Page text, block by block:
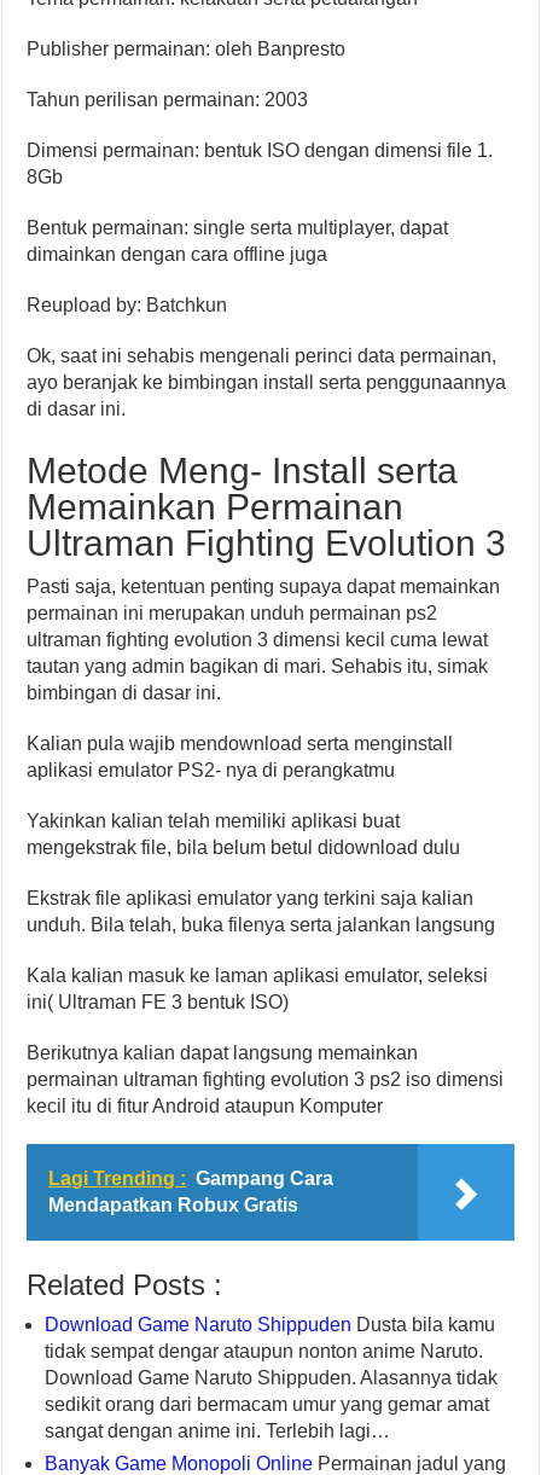
Publisher permainan: oleh Banpresto
Tahun perilisan permainan: 2003
Dimensi permainan: bentuk ISO dengan dimensi file 1.
8Gb
Bentuk permainan: single serta multiplayer, dapat
dimainkan dengan cara offline juga
Reupload by: Batchkun
Ok, saat ini sehabis mengenali perinci data permainan,
ayo beranjak ke bimbingan install serta penggunaannya
di dasar ini.
Metode Meng- Install serta
Memainkan Permainan
Ultraman Fighting Evolution 3
Pasti saja, ketentuan penting supaya dapat memainkan
permainan ini merupakan unduh permainan ps2
ultraman fighting evolution 3 dimensi kecil cuma lewat
tautan yang admin bagikan di mari. Sehabis itu, simak
bimbingan di dasar ini.
Kalian pula wajib mendownload serta menginstall
aplikasi emulator PS2- nya di perangkatmu
Yakinkan kalian telah memiliki aplikasi buat
mengekstrak file, bila belum betul didownload dulu
Ekstrak file aplikasi emulator yang terkini saja kalian
unduh. Bila telah, buka filenya serta jalankan langsung
Kala kalian masuk ke laman aplikasi emulator, seleksi
ini( Ultraman FE 3 bentuk ISO)
Berikutnya kalian dapat langsung memainkan
permainan ultraman fighting evolution 3 ps2 iso dimensi
kecil itu di fitur Android ataupun Komputer
Lagi Trending : Gampang Cara
Mendapatkan Robux Gratis
Related Posts :
Download Game Naruto Shippuden Dusta bila kamu
tidak sempat dengar ataupun nonton anime Naruto.
Download Game Naruto Shippuden. Alasannya tidak
sedikit orang dari bermacam umur yang gemar amat
sangat dengan anime ini. Terlebih lagi…
Banyak Game Monopoli Online Permainan jadul yang